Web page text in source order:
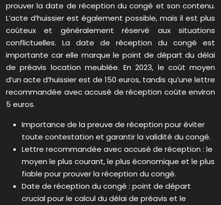
prouver la date de réception du congé et son contenu.
L’acte d’huissier est également possible, mais il est plus
coûteux et généralement réservé aux situations
conflictuelles. La date de réception du congé est
importante car elle marque le point de départ du délai
de préavis location meublée. En 2023, le coût moyen
d’un acte d’huissier est de 150 euros, tandis qu’une lettre
recommandée avec accusé de réception coûte environ
5 euros.
Importance de la preuve de réception pour éviter
toute contestation et garantir la validité du congé.
Lettre recommandée avec accusé de réception : le
moyen le plus courant, le plus économique et le plus
fiable pour prouver la réception du congé.
Date de réception du congé : point de départ
crucial pour le calcul du délai de préavis et le